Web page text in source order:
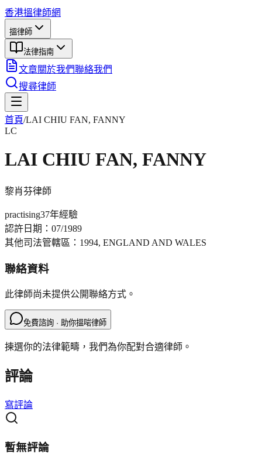
香港搵律師網
搵律師
法律指南
文章關於我們聯絡我們
搜尋律師
首頁/LAI CHIU FAN, FANNY
LC
LAI CHIU FAN, FANNY
黎肖芬律師
practising37年經驗
認許日期： 07/1989
其他司法管轄區： 1994, ENGLAND AND WALES
聯絡資料
此律師尚未提供公開聯絡方式。
免費諮詢 · 助你搵啱律師
揀選你的法律範疇，我們為你配對合適律師。
評論
寫評論
暫無評論